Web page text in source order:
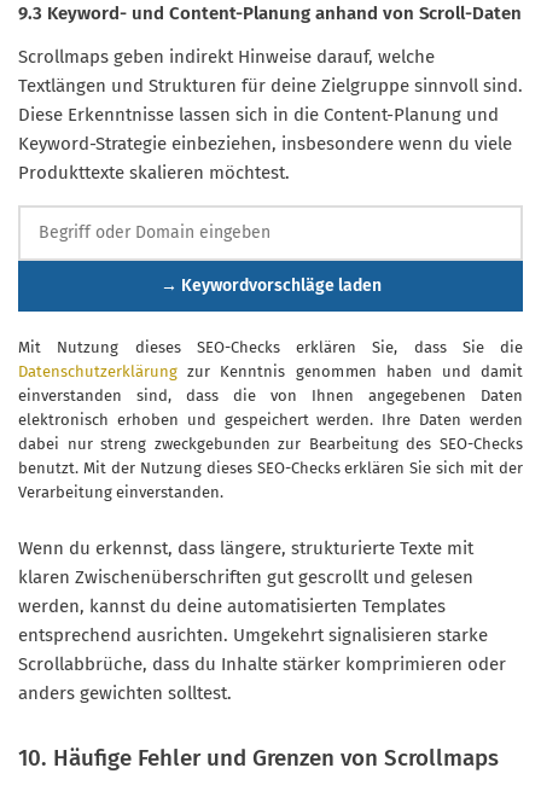
9.3 Keyword- und Content-Planung anhand von Scroll-Daten
Scrollmaps geben indirekt Hinweise darauf, welche
Textlängen und Strukturen für deine Zielgruppe sinnvoll sind.
Diese Erkenntnisse lassen sich in die Content-Planung und
Keyword-Strategie einbeziehen, insbesondere wenn du viele
Produkttexte skalieren möchtest.
→ Keywordvorschläge laden
Mit Nutzung dieses SEO-Checks erklären Sie, dass Sie die
Datenschutzerklärung zur Kenntnis genommen haben und damit
einverstanden sind, dass die von Ihnen angegebenen Daten
elektronisch erhoben und gespeichert werden. Ihre Daten werden
dabei nur streng zweckgebunden zur Bearbeitung des SEO-Checks
benutzt. Mit der Nutzung dieses SEO-Checks erklären Sie sich mit der
Verarbeitung einverstanden.
Wenn du erkennst, dass längere, strukturierte Texte mit
klaren Zwischenüberschriften gut gescrollt und gelesen
werden, kannst du deine automatisierten Templates
entsprechend ausrichten. Umgekehrt signalisieren starke
Scrollabbrüche, dass du Inhalte stärker komprimieren oder
anders gewichten solltest.
10. Häufige Fehler und Grenzen von Scrollmaps